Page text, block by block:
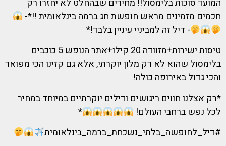
המועד סוכות בלימסול!! מחירים שבהחלט לא יחזרו רק
חכמים מזמינים מראש חופשת חג ברמה בינלאומית !!*-
- דיל זה למביניי עיניין בלבד!*
טיסות ישירות+מזוודה 20 קילו+אתר הנופש 5 כוכבים
בלימסול שהוא לא רק מלון יוקרתי, אלא גם קזינו הכי מפואר
והכי גדול באירופה כולה!
*רק אצלנו חווים ריגושים ודילים יוקרתיים במיוחד במחיר
לכל נפש ברחבי העולם!
*
#דיל_לחופשה_בלתי_נשכחת_ברמה_בינלאומית